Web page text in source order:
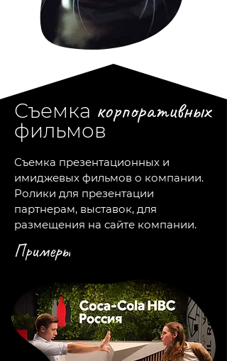
Съемка корпоративных
фильмов
Съемка презентационных и
имиджевых фильмов о компании.
Ролики для презентации
партнерам, выставок, для
размещения на сайте компании.
Примеры